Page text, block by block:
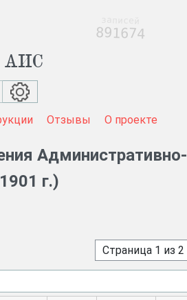
АИС
Отзывы О проекте
Административно-
г.)
Страница 1 из 2
891674